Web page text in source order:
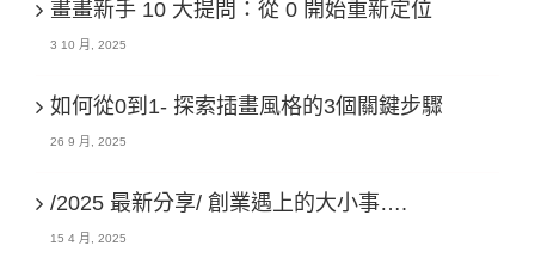
畫畫新手 10 大提問：從 0 開始重新定位
3 10 月, 2025
如何從0到1- 探索插畫風格的3個關鍵步驟
26 9 月, 2025
/2025 最新分享/ 創業遇上的大小事….
15 4 月, 2025